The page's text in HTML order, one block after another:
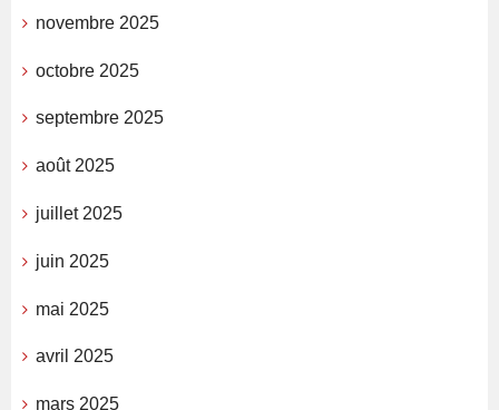
novembre 2025
octobre 2025
septembre 2025
août 2025
juillet 2025
juin 2025
mai 2025
avril 2025
mars 2025